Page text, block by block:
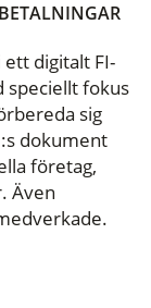
BETALNINGAR
digitalt FI-
speciellt fokus
sig
dokument
företag,
Även